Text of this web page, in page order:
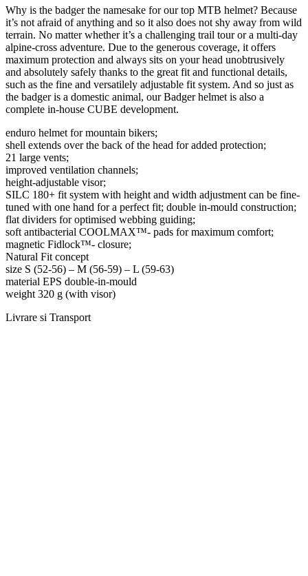
Why is the badger the namesake for our top MTB helmet? Because
it’s not afraid of anything and so it also does not shy away from wild
terrain. No matter whether it’s a challenging trail tour or a multi-day
alpine-cross adventure. Due to the generous coverage, it offers
maximum protection and always sits on your head unobtrusively
and absolutely safely thanks to the great fit and functional details,
such as the fine and versatilely adjustable fit system. And so just as
the badger is a domestic animal, our Badger helmet is also a
complete in-house CUBE development.
enduro helmet for mountain bikers;
shell extends over the back of the head for added protection;
21 large vents;
improved ventilation channels;
height-adjustable visor;
SILC 180+ fit system with height and width adjustment can be fine-
tuned with one hand for a perfect fit; double in-mould construction;
flat dividers for optimised webbing guiding;
soft antibacterial COOLMAX™- pads for maximum comfort;
magnetic Fidlock™- closure;
Natural Fit concept
size S (52-56) – M (56-59) – L (59-63)
material EPS double-in-mould
weight 320 g (with visor)
Livrare si Transport